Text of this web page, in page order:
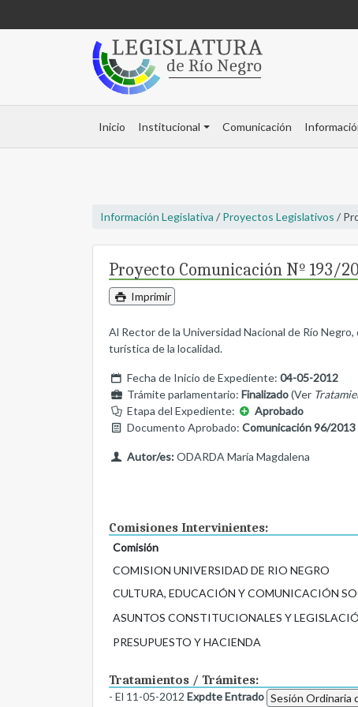
Inicio Institucional Comunicación
Información Legislativa / Proyectos Legislativos /
Proyecto Comunicación Nº 193/
Imprimir
Al Rector de la Universidad Nacional de Río
turística de la localidad.
Fecha de Inicio de Expediente: 04-05-2012
Trámite parlamentario: Finalizado(Ver
Etapa del Expediente:
Aprobado
Documento Aprobado: Comunicación 96/2013
Autor/es:ODARDA María Magdalena
Comisiones Intervinientes:
Comisión
COMISION UNIVERSIDAD DE RIO NEGRO
CULTURA, EDUCACIÓN Y COMUNICACIÓN
ASUNTOS CONSTITUCIONALES Y
PRESUPUESTO Y HACIENDA
Tratamientos / Trámites:
- El 11-05-2012 Expdte Entrado Sesión Ordinaria